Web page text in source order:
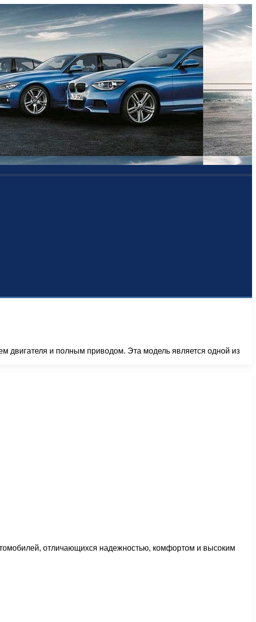
двигателя и полным приводом. Эта модель является одной из
отличающихся надежностью, комфортом и высоким